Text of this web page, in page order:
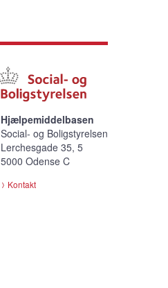
Hjælpemiddelbasen
Social- og Boligstyrelsen
Lerchesgade 35, 5
5000 Odense C
Kontakt